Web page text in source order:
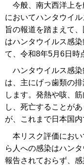
今般、南大西洋上を
においてハンタウイ
旨の報道を踏まえて
はハンタウイルス感
て、令和8年5月6日時
ハンタウイルス感染
は、主にげっ歯類の
します。発熱や咳、
し、死亡することが
が、これまで日本国
本リスク評価におい
ら人への感染はハン
報告されておらず、